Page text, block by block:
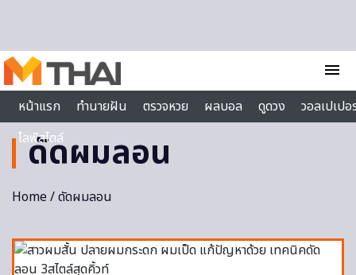
menu
หน้าแรก
ทำนายฝัน ตรวจหวย ผลบอล ดูดวง
วอลเปเป
ไลฟ์สไตล์
ดัดผมลอน
Home/ ดัดผมลอน